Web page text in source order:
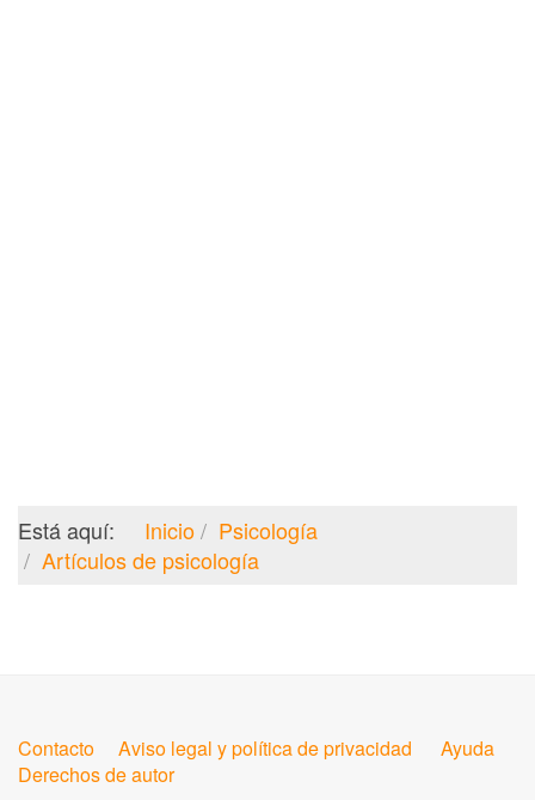
Está aquí: Inicio
Psicología
Artículos de psicología
Contacto Aviso legal y política de privacidad
Ayuda
Derechos de autor